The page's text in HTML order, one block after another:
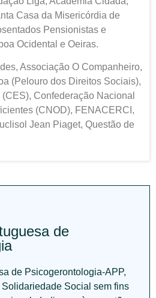
Casa da Misericórdia de
Pensionistas e
Ocidental e Oeiras.
Associação O Companheiro,
(Pelouro dos Direitos Sociais),
Confederação Nacional
(CNOD), FENACERCI,
Jean Piaget, Questão de
de
de Psicogerontologia-APP,
Solidariedade Social sem fins